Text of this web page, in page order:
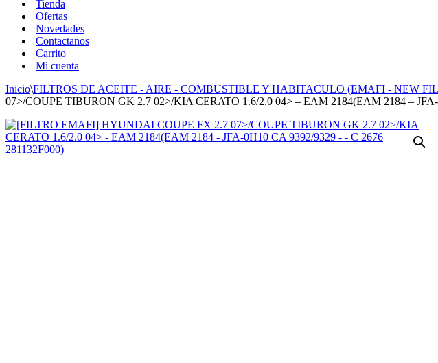
Tienda
Ofertas
Novedades
Contactanos
Carrito
Mi cuenta
Inicio\FILTROS DE ACEITE - AIRE - COMBUSTIBLE Y HABITACULO (EMAFI - NEW
07>/COUPE TIBURON GK 2.7 02>/KIA CERATO 1.6/2.0 04> – EAM 2184(EAM 2184 –